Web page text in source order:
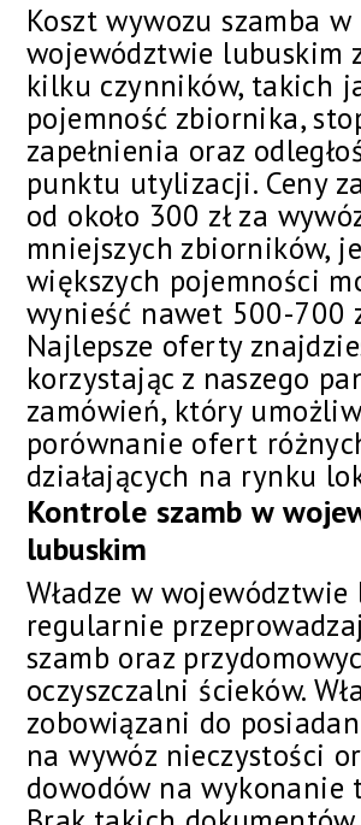
Koszt wywozu szamba w
województwie lubuskim
kilku czynników, takich
pojemność zbiornika,
zapełnienia oraz
punktu utylizacji. Ceny
od około 300 zł za
mniejszych zbiorników,
większych pojemności
wynieść nawet 500-700
Najlepsze oferty
korzystając z naszego
zamówień, który
porównanie ofert
działających na rynku
Kontrole szamb w
lubuskim
Władze w
regularnie
szamb oraz
oczyszczalni ścieków.
zobowiązani do
na wywóz nieczystości
dowodów na wykonanie